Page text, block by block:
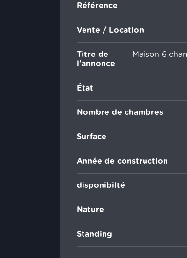
Référence
Vente / Location
Titre de
l'annonce
Maison 6
État
Nombre de chambres
Surface
Année de construction
disponibilté
Nature
Standing